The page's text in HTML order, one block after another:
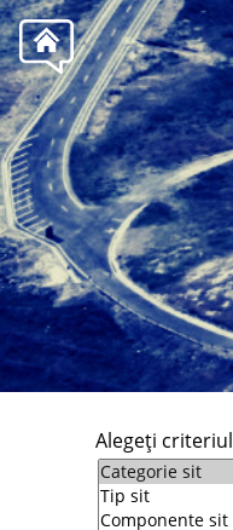
Alegeţi criteriul